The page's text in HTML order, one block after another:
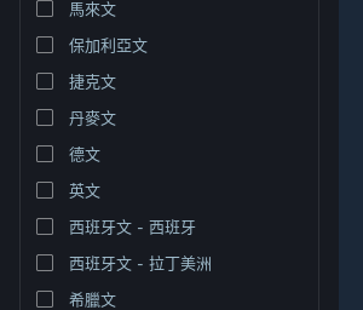
馬來文
保加利亞文
捷克文
丹麥文
德文
英文
西班牙文 - 西班牙
西班牙文 - 拉丁美洲
希臘文